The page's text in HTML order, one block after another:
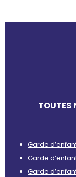
TOUTES
Garde
Garde
Garde